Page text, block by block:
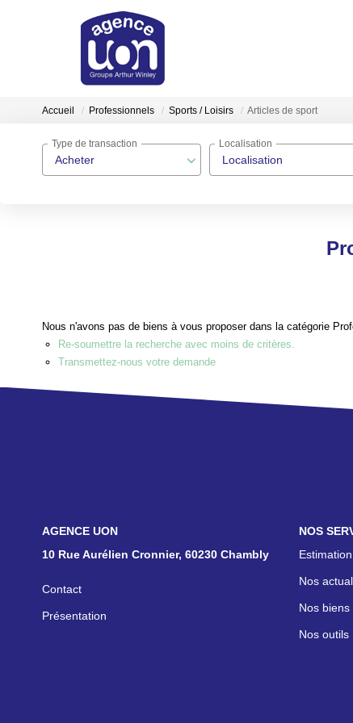
Accueil Professionnels Sports / Loisirs Articles de sport
Acheter
Type de transaction
Localisation
Localisation
Nous n'avons pas de biens à vous proposer dans la catégorie
Re-soumettre la recherche avec moins de critères.
Transmettez-nous votre demande
NOS AGENCES
10 Rue Aurélien Cronnier, 60230 Chambly
Contact
Présentation
NOS
Estimation
Nos
Nos biens
Nos outils